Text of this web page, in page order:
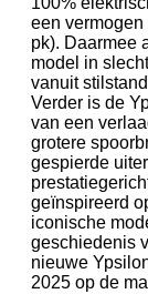
een
pk). Daarmee
model in
vanuit
Verder is de
van een
grotere
gespierde
geïnspireerd
iconische
geschiedenis
nieuwe
2025 op de